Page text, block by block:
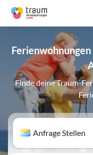
Finde deine Traum-
Anfrage Stellen